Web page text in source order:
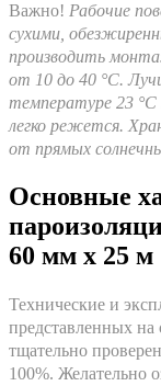
Важно! Рабочие
сухими,
производить
от 10 до 40 °C.
температуре 23 °C
легко режется.
от прямых
Основные
60 мм x 25 м
Технические и
представленных на
тщательно
100%. Желательно